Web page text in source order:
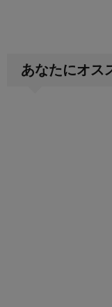
あなたにオス